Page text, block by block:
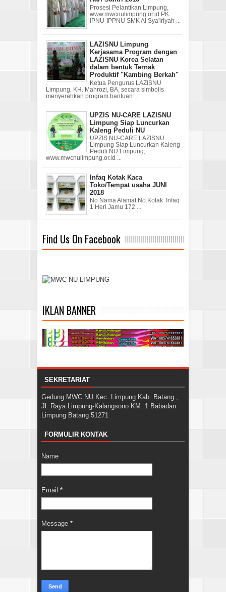
Prosesi Pelantikan Limpung,
www.mwcnulimpung.or.id PK.
IPNU-IPPNU SMK Al Sya'iriyah ...
LAZISNU Limpung
Kerjasama Program dengan
LAZISNU Korea Selatan
dalam bentuk Ternak
Produktif "Kambing Berkah"
Ketua Pengurus LAZISNU
Limpung, KH. Mahrozi, BA, secara simbolis
menyerahkan program bantuan ...
UPZIS NU-CARE LAZISNU
Limpung Siap Luncurkan
Kaleng Peduli NU
UPZIS NU-CARE LAZISNU
Limpung Siap Luncurkan Kaleng
Peduli NU Limpung,
www.mwcnulimpung.or.id ...
Infaq Kotak Kaca
Toko/Tempat usaha JUNI
2018
No Nama Alamat No.Kotak Infaq
1 Heri Jamu 172 ...
Find Us On Facebook
IKLAN BANNER
SEKRETARIAT
Gedung MWC NU Kec. Limpung Kab. Batang.,
Jl. Raya Limpung-Kalangsono KM. 1 Babadan
Limpung Batang 51271
FORMULIR KONTAK
Name
Email *
Message *